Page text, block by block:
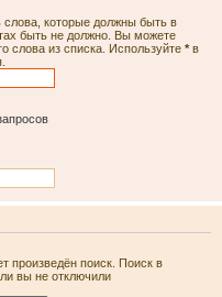
слова, которые должны быть в
быть не должно. Вы можете
слова из списка. Используйте *в
произведён поиск. Поиск в
вы не отключили